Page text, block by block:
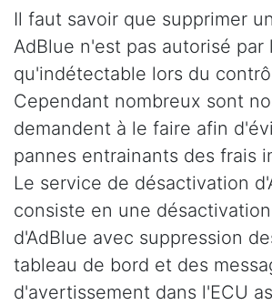
Il faut savoir que supprimer
AdBlue n'est pas autorisé par
qu'indétectable lors du
Cependant nombreux sont
demandent à le faire afin
pannes entrainants des frais
Le service de désactivation
consiste en une
d'AdBlue avec suppression
tableau de bord et des
d'avertissement dans l'ECU